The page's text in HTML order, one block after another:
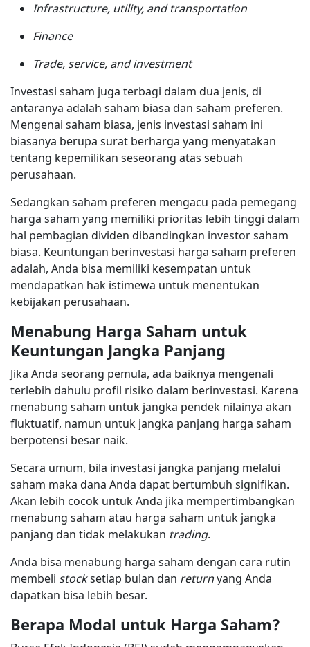
Infrastructure, utility, and transportation
Finance
Trade, service, and investment
Investasi saham juga terbagi dalam dua jenis, di
antaranya adalah saham biasa dan saham preferen.
Mengenai saham biasa, jenis investasi saham ini
biasanya berupa surat berharga yang menyatakan
tentang kepemilikan seseorang atas sebuah
perusahaan.
Sedangkan saham preferen mengacu pada pemegang
harga saham yang memiliki prioritas lebih tinggi dalam
hal pembagian dividen dibandingkan investor saham
biasa. Keuntungan berinvestasi harga saham preferen
adalah, Anda bisa memiliki kesempatan untuk
mendapatkan hak istimewa untuk menentukan
kebijakan perusahaan.
Menabung Harga Saham untuk
Keuntungan Jangka Panjang
Jika Anda seorang pemula, ada baiknya mengenali
terlebih dahulu profil risiko dalam berinvestasi. Karena
menabung saham untuk jangka pendek nilainya akan
fluktuatif, namun untuk jangka panjang harga saham
berpotensi besar naik.
Secara umum, bila investasi jangka panjang melalui
saham maka dana Anda dapat bertumbuh signifikan.
Akan lebih cocok untuk Anda jika mempertimbangkan
menabung saham atau harga saham untuk jangka
panjang dan tidak melakukan trading.
Anda bisa menabung harga saham dengan cara rutin
membeli stocksetiap bulan dan returnyang Anda
dapatkan bisa lebih besar.
Berapa Modal untuk Harga Saham?